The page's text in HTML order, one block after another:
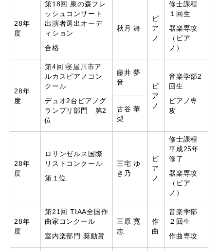
28年
度
第18回 泉の森フレ
ッシュコンサート
出演者選出オーデ
ィション
合格
秋月 舞
ピ
ア
ノ
修士課程
１回生
器楽専攻
（ピア
ノ）
28年
度
第4回 寝屋川市ア
ルカスピアノコン
クール
デュオ2台ピアノグ
ランプリ部門 第2
位
藤井 夢
音
ピ
ア
ノ
音楽学部2
回生
ピアノ専
攻
古谷 華
梨
28年
度
ロサンゼルス国際
リストコンクール
第１位
三宅 ゆ
き乃
ピ
ア
ノ
修士課程
平成25年
修了
器楽専攻
（ピア
ノ）
28年
度
第21回 TIAA全国作
曲家コンクール
室内楽部門 奨励賞
三原 寛
志
作
曲
音楽学部
２回生
作曲専攻